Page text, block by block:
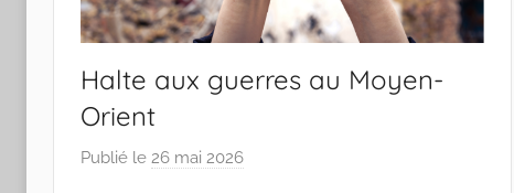
Halte aux guerres au Moyen-
Orient
Publié le 26 mai 2026